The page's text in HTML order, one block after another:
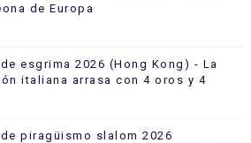
de Europa
esgrima 2026 (Hong Kong) - La
italiana arrasa con 4 oros y 4
piragüismo slalom 2026